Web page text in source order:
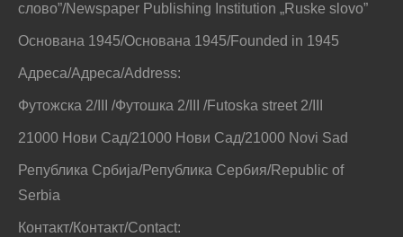
слово”/Newspaper Publishing Institution „Ruske slovo”
Основана 1945/Основана 1945/Founded in 1945
Адреса/Адреса/Address:
Футожска 2/III /Футошка 2/III /Futoska street 2/III
21000 Нови Сад/21000 Нови Сад/21000 Novi Sad
Република Србија/Република Сербия/Republic of
Serbia
Контакт/Контакт/Contact: